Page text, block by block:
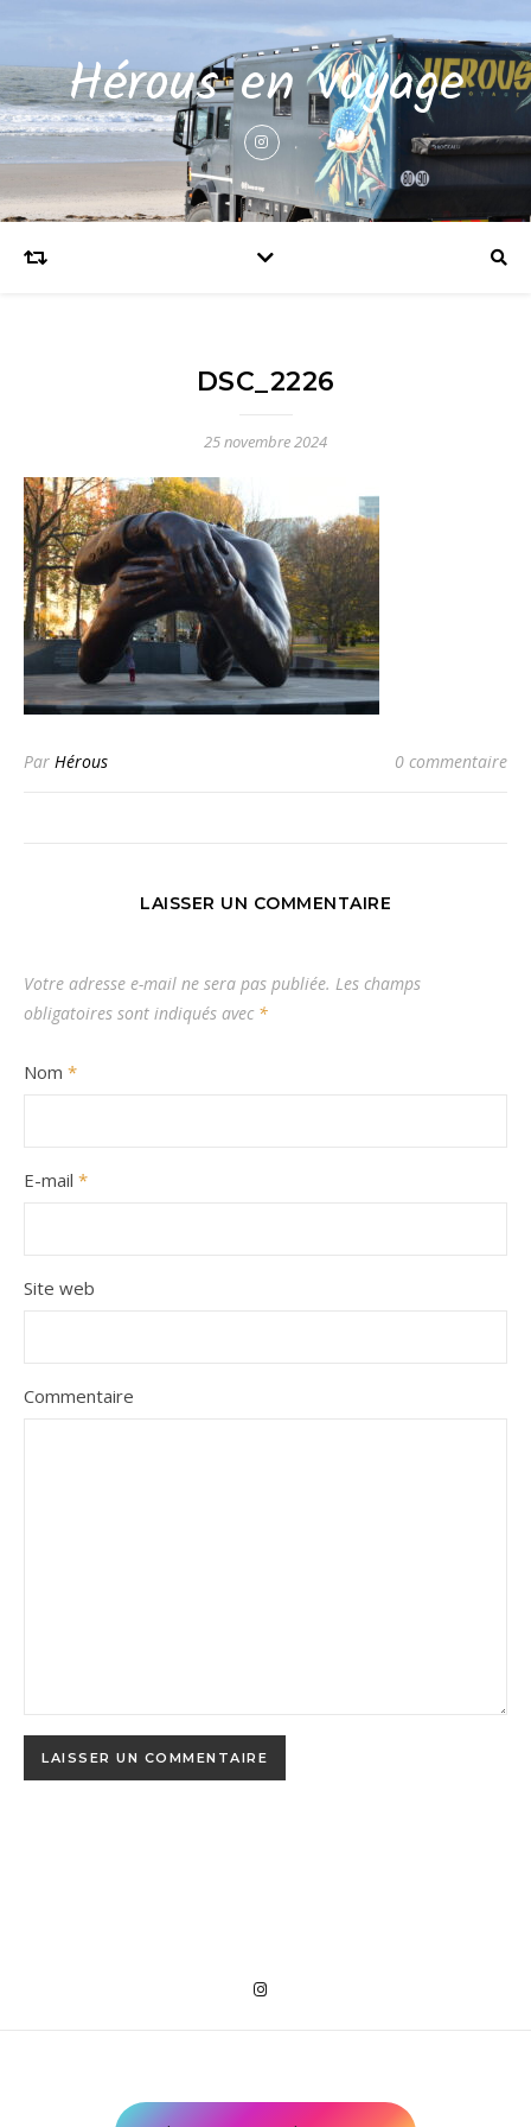
Hérous en voyage
DSC_2226
25 novembre 2024
Par Hérous 0 commentaire
LAISSER UN COMMENTAIRE
Votre adresse e-mail ne sera pas publiée. Les champs
obligatoires sont indiqués avec *
Nom *
E-mail *
Site web
Commentaire